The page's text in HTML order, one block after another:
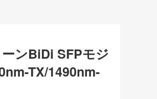
ンBiDi SFPモジ
TX/1490nm-